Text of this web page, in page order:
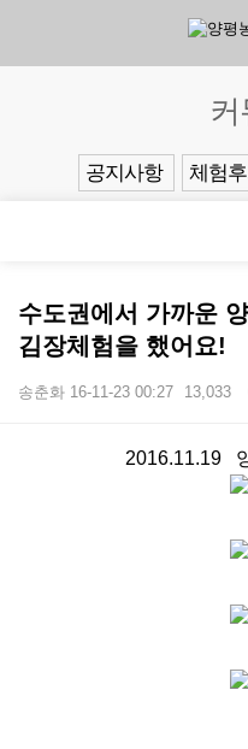
커
공지사항 체험
수도권에서 가까운
김장체험을 했어요!
송춘화 16-11-23 00:27 13,033
2016.11.19